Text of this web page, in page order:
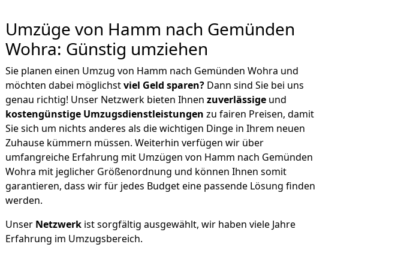
Umzüge von Hamm nach Gemünden
Wohra: Günstig umziehen
Sie planen einen Umzug von Hamm nach Gemünden Wohra und
möchten dabei möglichstviel Geld sparen? Dann sind Sie bei uns
genau richtig! Unser Netzwerk bieten Ihnen zuverlässige und
kostengünstige Umzugsdienstleistungen zu fairen Preisen, damit
Sie sich um nichts anderes als die wichtigen Dinge in Ihrem neuen
Zuhause kümmern müssen. Weiterhin verfügen wir über
umfangreiche Erfahrung mit Umzügen von Hamm nach Gemünden
Wohra mit jeglicher Größenordnung und können Ihnen somit
garantieren, dass wir für jedes Budget eine passende Lösung finden
werden.
Unser Netzwerk ist sorgfältig ausgewählt, wir haben viele Jahre
Erfahrung im Umzugsbereich.